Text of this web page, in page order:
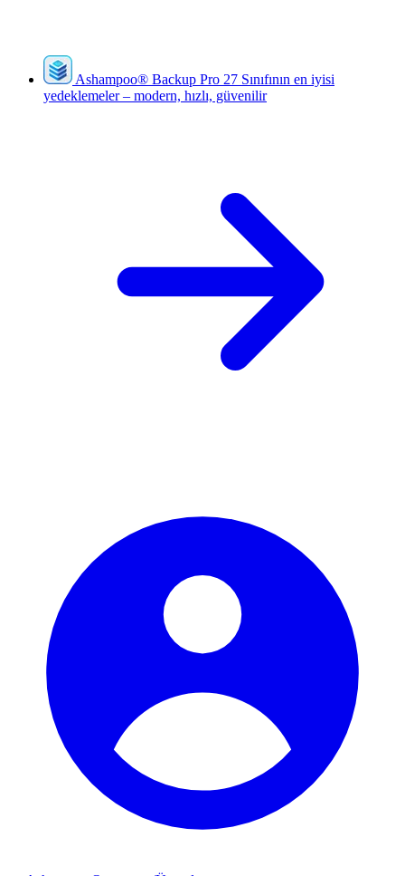
Ashampoo® Backup Pro 27 Sınıfının en iyisi
yedeklemeler – modern, hızlı, güvenilir